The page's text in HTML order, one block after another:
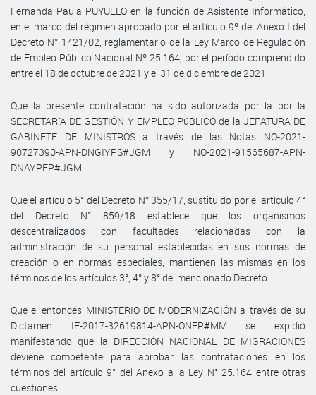
Fernanda Paula PUYUELO en la función de Asistente Informático,
en el marco del régimen aprobado por el artículo 9º del Anexo I del
Decreto N° 1421/02, reglamentario de la Ley Marco de Regulación
de Empleo Público Nacional Nº 25.164, por el período comprendido
entre el 18 de octubre de 2021 y el 31 de diciembre de 2021.
Que la presente contratación ha sido autorizada por la por la
SECRETARíA DE GESTIÓN Y EMPLEO PúBLICO de la JEFATURA DE
GABINETE DE MINISTROS a través de las Notas NO-2021-
90727390-APN-DNGIYPS#JGM y NO-2021-91565687-APN-
DNAYPEP#JGM.
Que el artículo 5° del Decreto N° 355/17, sustituido por el artículo 4°
del Decreto N° 859/18 establece que los organismos
descentralizados con facultades relacionadas con la
administración de su personal establecidas en sus normas de
creación o en normas especiales, mantienen las mismas en los
términos de los artículos 3°, 4° y 8° del mencionado Decreto.
Que el entonces MINISTERIO DE MODERNIZACIÓN a través de su
Dictamen IF-2017-32619814-APN-ONEP#MM se expidió
manifestando que la DIRECCIÓN NACIONAL DE MIGRACIONES
deviene competente para aprobar las contrataciones en los
términos del artículo 9° del Anexo a la Ley N° 25.164 entre otras
cuestiones.